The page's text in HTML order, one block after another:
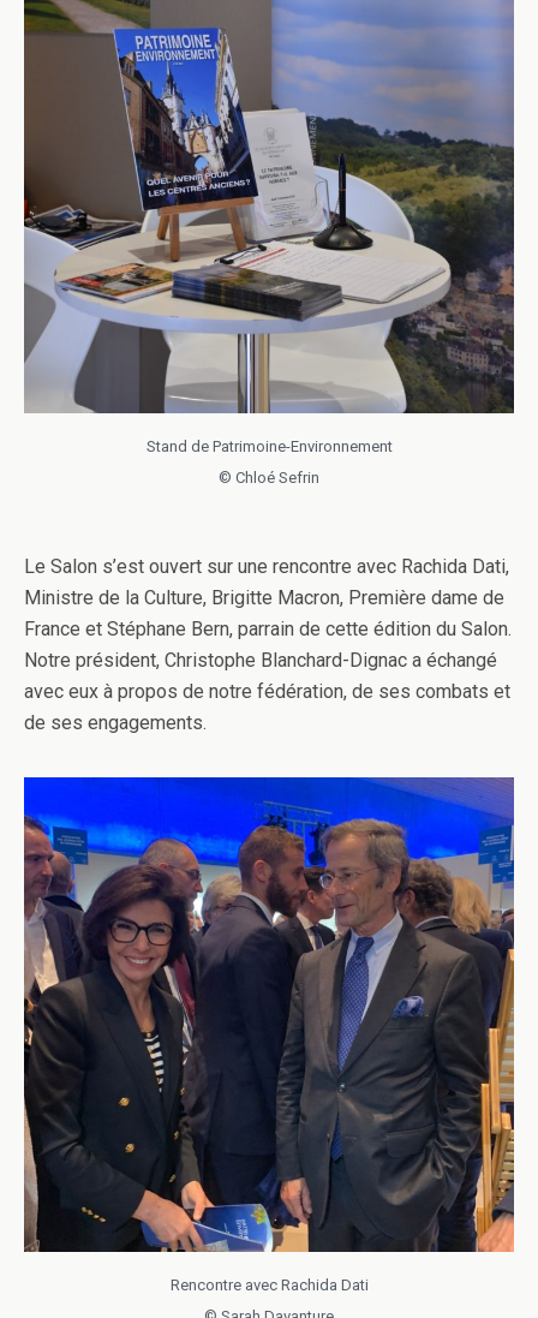
Stand de Patrimoine-Environnement
© Chloé Sefrin
Le Salon s’est ouvert sur une rencontre avec Rachida Dati,
Ministre de la Culture, Brigitte Macron, Première dame de
France et Stéphane Bern, parrain de cette édition du Salon.
Notre président, Christophe Blanchard-Dignac a échangé
avec eux à propos de notre fédération, de ses combats et
de ses engagements.
Rencontre avec Rachida Dati